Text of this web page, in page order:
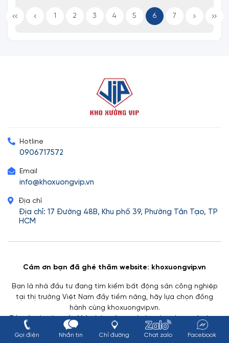
1 2 3 4 5 6 7
Hotline
0906717572
Email
info@khoxuongvip.vn
Địa chỉ
Địa chỉ: 17 Đường 48B, Khu phố 39, Phường Tân Tạo, TP
HCM
Cảm ơn bạn đã ghé thăm website: khoxuongvip.vn
Bạn là nhà đầu tư đang tìm kiếm bất động sản công nghiệp
tại thị trường Việt Nam đầy tiềm năng, hãy lựa chọn đồng
hành cùng khoxuongvip.vn.
Tất cả các nhu cầu M,A nhà xưởng mà doanh nghiệp của bạn
đang tìm kiếm đã sẵn sàng được đáp ứng trong hệ sinh thái
của chúng tôi.
Gọi điện Nhắn tin Chỉ đường Chat zalo Facebook